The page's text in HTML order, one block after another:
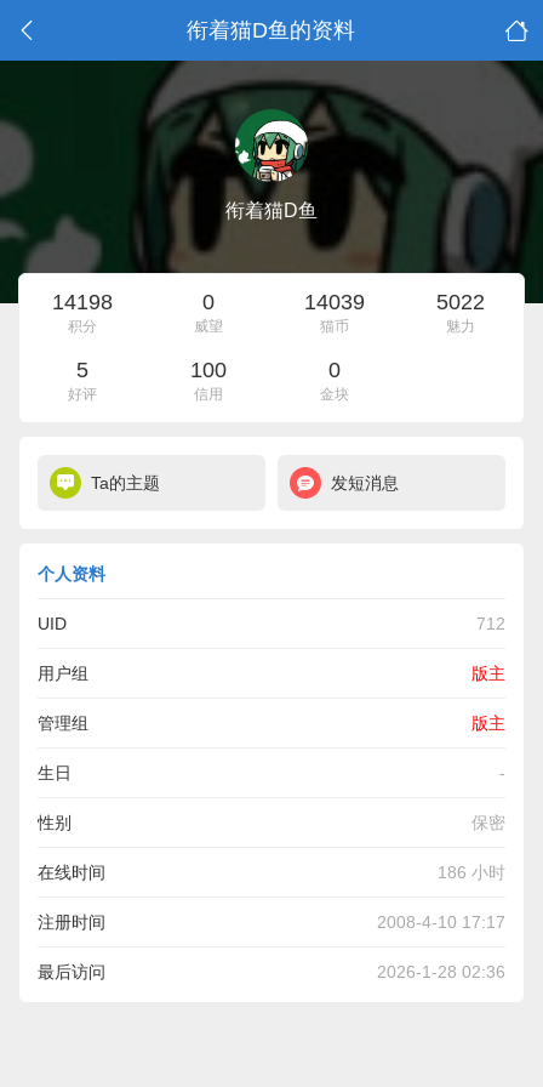
衔着猫D鱼的资料
衔着猫D鱼
14198
积分
0
威望
14039
猫币
5022
魅力
5
好评
100
信用
0
金块
Ta的主题 发短消息
个人资料
UID 712
用户组 版主
管理组 版主
生日 -
性别 保密
在线时间 186 小时
注册时间 2008-4-10 17:17
最后访问 2026-1-28 02:36